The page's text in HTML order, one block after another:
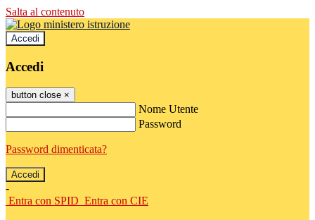
Salta al contenuto
Accedi
Accedi
button close ×
Nome Utente
Password
Password dimenticata?
-
Entra con SPID Entra con CIE